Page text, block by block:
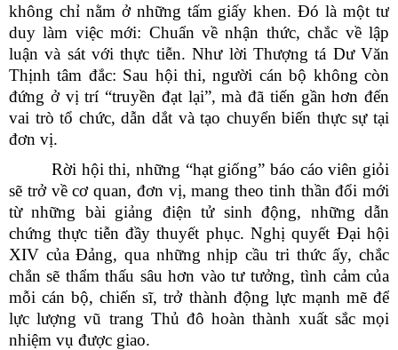
không chỉ nằm ở những tấm giấy khen. Đó là một tư
duy làm việc mới: Chuẩn về nhận thức, chắc về lập
luận và sát với thực tiễn. Như lời Thượng tá Dư Văn
Thịnh tâm đắc: Sau hội thi, người cán bộ không còn
đứng ở vị trí “truyền đạt lại”, mà đã tiến gần hơn đến
vai trò tổ chức, dẫn dắt và tạo chuyển biến thực sự tại
đơn vị.
Rời hội thi, những “hạt giống” báo cáo viên giỏi
sẽ trở về cơ quan, đơn vị, mang theo tinh thần đổi mới
từ những bài giảng điện tử sinh động, những dẫn
chứng thực tiễn đầy thuyết phục. Nghị quyết Đại hội
XIV của Đảng, qua những nhịp cầu tri thức ấy, chắc
chắn sẽ thẩm thấu sâu hơn vào tư tưởng, tình cảm của
mỗi cán bộ, chiến sĩ, trở thành động lực mạnh mẽ để
lực lượng vũ trang Thủ đô hoàn thành xuất sắc mọi
nhiệm vụ được giao.